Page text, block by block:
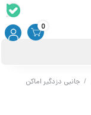
0
/ جانبی دزدگیر اماکن